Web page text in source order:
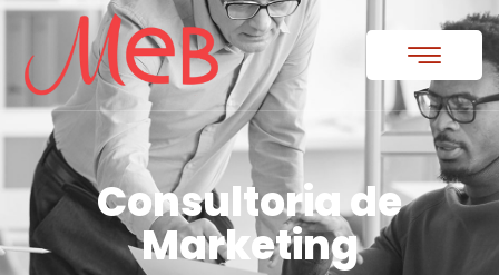
Consultoria de
Marketing